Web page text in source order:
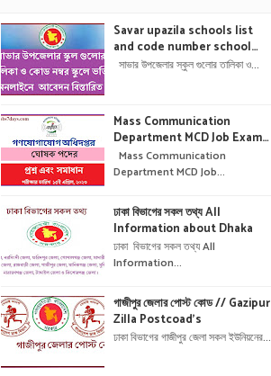
Savar upazila schools list
and code number school
admisson online application
অনলাইনে আবেদন বিস্তারিত ।
সাভার উপজেলার স্কুল গুলোর তালিকা ও...
Mass Communication
Department MCD Job Exam
Question & solution //
গণযোগাযোগ অধিদপ্তরে নিয়োগ পরীক্ষার
Mass Communication
Department MCD Job...
ঢাকা বিভাগের সকল তথ্য All
Information about Dhaka
ঢাকা বিভাগের সকল তথ্য All
Information...
গাজীপুর জেলার পোস্ট কোড // Gazipur
Zilla Postcoad's
ঢাকা বিভাগের গাজীপুর জেলা সকল ইউনিয়নের...